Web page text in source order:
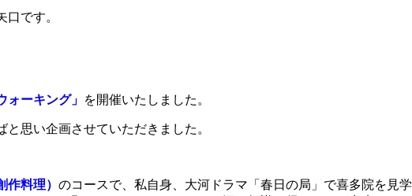
です。
ォーキング」 を開催いたしました。
思い企画させていただきました。
料理） のコースで、私自身、大河ドラマ「春日の局」で喜多院を見